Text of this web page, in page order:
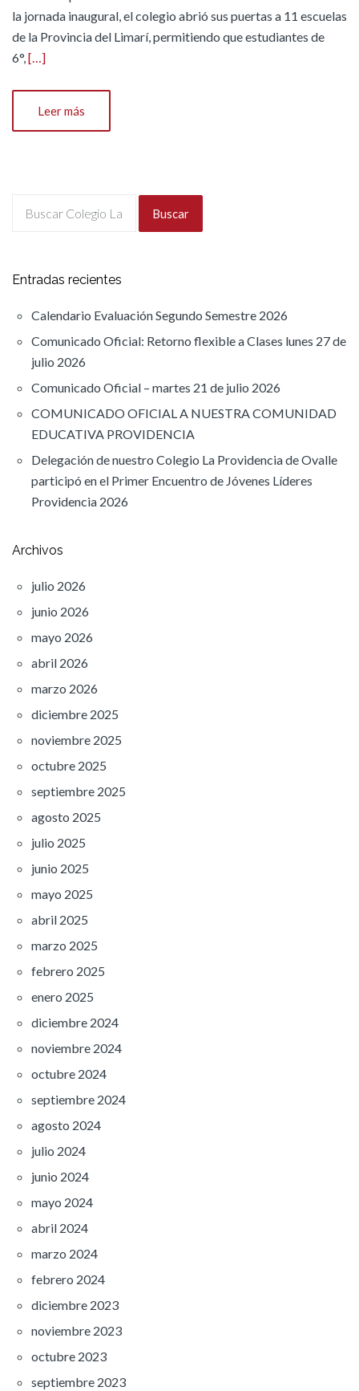
la jornada inaugural, el colegio abrió sus puertas a 11 escuelas
de la Provincia del Limarí, permitiendo que estudiantes de
6°,[…]
Leer más
Buscar
Entradas recientes
Calendario Evaluación Segundo Semestre 2026
Comunicado Oficial: Retorno flexible a Clases lunes 27 de
julio 2026
Comunicado Oficial – martes 21 de julio 2026
COMUNICADO OFICIAL A NUESTRA COMUNIDAD
EDUCATIVA PROVIDENCIA
Delegación de nuestro Colegio La Providencia de Ovalle
participó en el Primer Encuentro de Jóvenes Líderes
Providencia 2026
Archivos
julio 2026
junio 2026
mayo 2026
abril 2026
marzo 2026
diciembre 2025
noviembre 2025
octubre 2025
septiembre 2025
agosto 2025
julio 2025
junio 2025
mayo 2025
abril 2025
marzo 2025
febrero 2025
enero 2025
diciembre 2024
noviembre 2024
octubre 2024
septiembre 2024
agosto 2024
julio 2024
junio 2024
mayo 2024
abril 2024
marzo 2024
febrero 2024
diciembre 2023
noviembre 2023
octubre 2023
septiembre 2023